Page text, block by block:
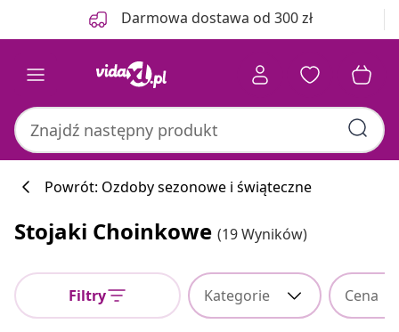
Darmowa dostawa od 300 zł
Powrót: Ozdoby sezonowe i świąteczne
Stojaki Choinkowe (19 Wyników)
Filtry Kategorie Cena